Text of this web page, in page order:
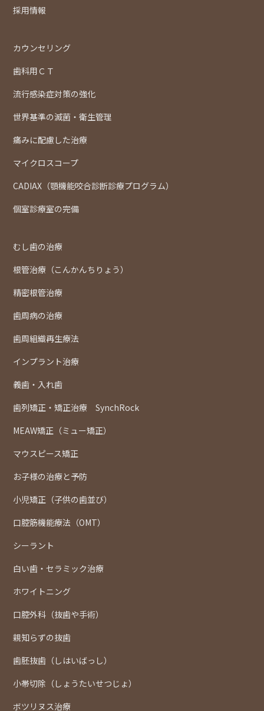
採用情報
カウンセリング
歯科用ＣＴ
流行感染症対策の強化
世界基準の滅菌・衛生管理
痛みに配慮した治療
マイクロスコープ
CADIAX（顎機能咬合診断診療プログラム）
個室診療室の完備
むし歯の治療
根管治療（こんかんちりょう）
精密根管治療
歯周病の治療
歯周組織再生療法
インプラント治療
義歯・入れ歯
歯列矯正・矯正治療 SynchRock
MEAW矯正（ミュー矯正）
マウスピース矯正
お子様の治療と予防
小児矯正（子供の歯並び）
口腔筋機能療法（OMT）
シーラント
白い歯・セラミック治療
ホワイトニング
口腔外科（抜歯や手術）
親知らずの抜歯
歯胚抜歯（しはいばっし）
小帯切除（しょうたいせつじょ）
ボツリヌス治療